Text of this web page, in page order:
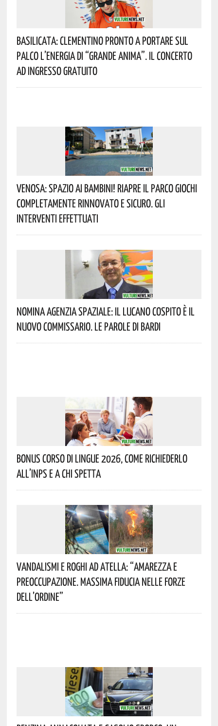
Basilicata: Clementino Pronto A Portare Sul
Palco L’energia Di “Grande Anima”. Il Concerto
Ad Ingresso Gratuito
Venosa: Spazio Ai Bambini! Riapre Il Parco Giochi
Completamente Rinnovato E Sicuro. Gli
Interventi Effettuati
Nomina Agenzia Spaziale: Il Lucano Cospito È Il
Nuovo Commissario. Le Parole Di Bardi
Bonus Corso Di Lingue 2026, Come Richiederlo
All’INPS E A Chi Spetta
Vandalismi E Roghi Ad Atella: “Amarezza E
Preoccupazione. Massima Fiducia Nelle Forze
Dell’Ordine”